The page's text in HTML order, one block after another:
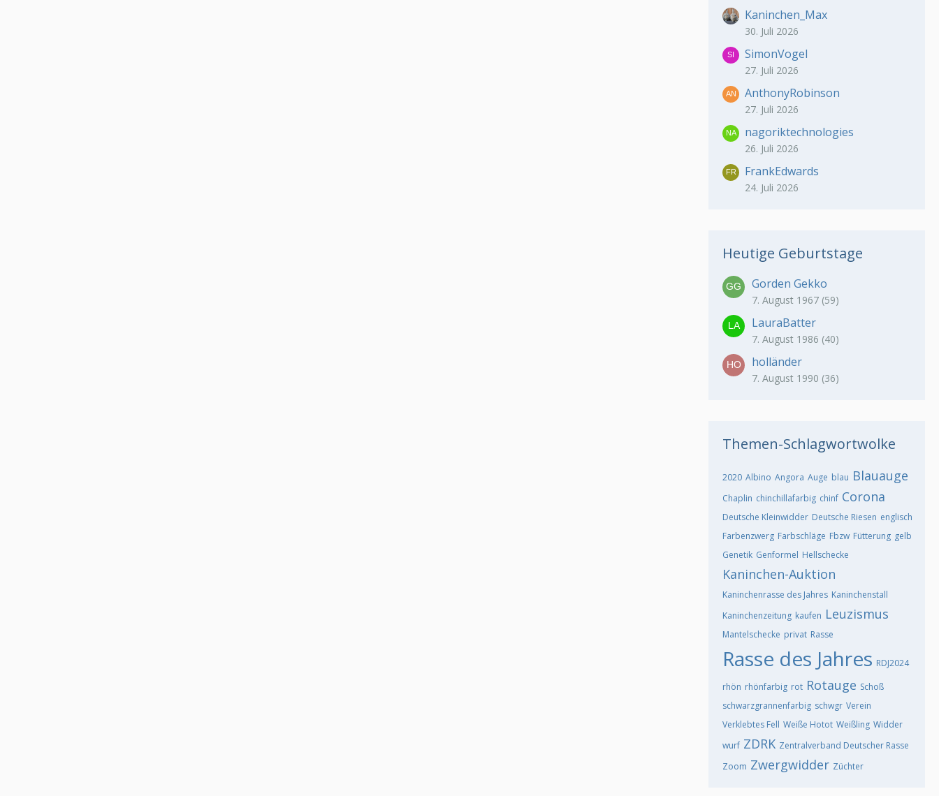
Kaninchen_Max
30. Juli 2026
SimonVogel
27. Juli 2026
AnthonyRobinson
27. Juli 2026
nagoriktechnologies
26. Juli 2026
FrankEdwards
24. Juli 2026
Heutige Geburtstage
Gorden Gekko
7. August 1967 (59)
LauraBatter
7. August 1986 (40)
holländer
7. August 1990 (36)
Themen-Schlagwortwolke
2020 Albino Angora Auge blau Blauauge
Chaplin chinchillafarbig chinf Corona
Deutsche Kleinwidder Deutsche Riesen englisch
Farbenzwerg Farbschläge Fbzw Fütterung gelb
Genetik Genformel Hellschecke
Kaninchen-Auktion
Kaninchenrasse des Jahres Kaninchenstall
Kaninchenzeitung kaufen Leuzismus
Mantelschecke privat Rasse
Rasse des Jahres RDJ2024
rhön rhönfarbig rot Rotauge Schoß
schwarzgrannenfarbig schwgr Verein
Verklebtes Fell Weiße Hotot Weißling Widder
wurf ZDRK Zentralverband Deutscher Rasse
Zoom Zwergwidder Züchter